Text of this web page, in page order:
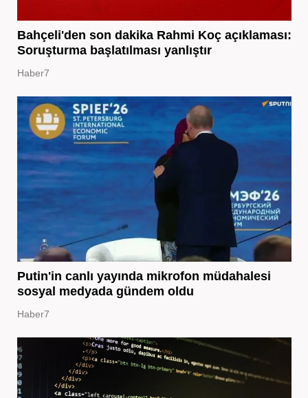
Bahçeli'den son dakika Rahmi Koç açıklaması:
Soruşturma başlatılması yanlıştır
Haber7
Putin'in canlı yayında mikrofon müdahalesi
sosyal medyada gündem oldu
Haber7